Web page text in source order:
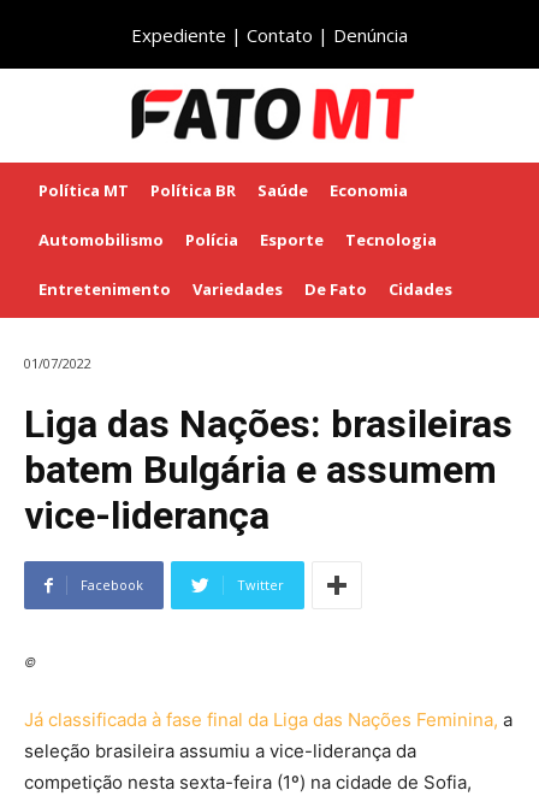
Expediente | Contato | Denúncia
Política MT Política BR Saúde Economia
Automobilismo Polícia Esporte Tecnologia
Entretenimento Variedades De Fato Cidades
01/07/2022
Liga das Nações: brasileiras
batem Bulgária e assumem
vice-liderança
Facebook Twitter
©
Já classificada à fase final da Liga das Nações Feminina, a
seleção brasileira assumiu a vice-liderança da
competição nesta sexta-feira (1º) na cidade de Sofia,